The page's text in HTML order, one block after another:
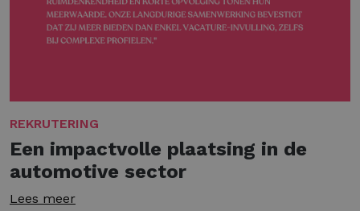
REKRUTERING
Een impactvolle plaatsing in de
automotive sector
Lees meer